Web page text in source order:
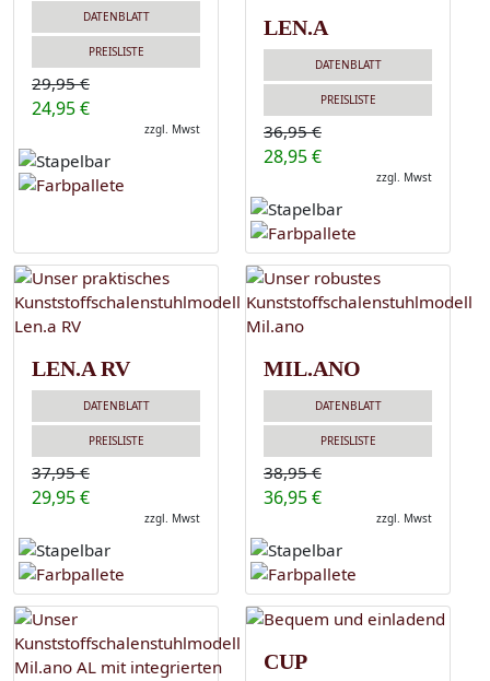
DATENBLATT
PREISLISTE
29,95 €
24,95 €
zzgl. Mwst
LEN.A
DATENBLATT
PREISLISTE
36,95 €
28,95 €
zzgl. Mwst
LEN.A RV
DATENBLATT
PREISLISTE
37,95 €
29,95 €
zzgl. Mwst
MIL.ANO
DATENBLATT
PREISLISTE
38,95 €
36,95 €
zzgl. Mwst
CUP